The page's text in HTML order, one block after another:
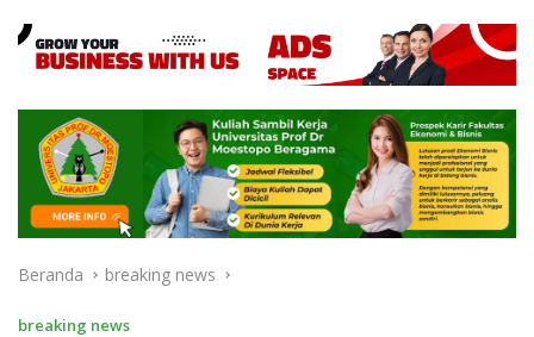
Beranda breaking news
breaking news